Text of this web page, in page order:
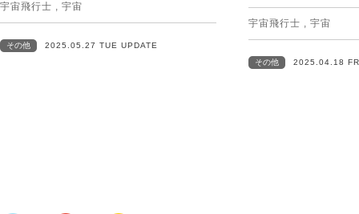
宇宙飛行士 , 宇宙
その他 2025.05.27 TUE UPDATE
宇宙飛行士 , 宇宙
その他 2025.04.18